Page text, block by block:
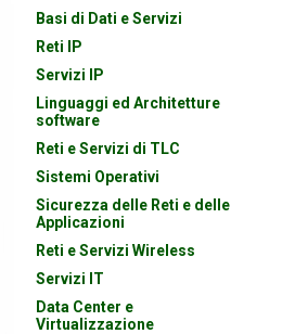
Basi di Dati e Servizi
Reti IP
Servizi IP
Linguaggi ed Architetture
software
Reti e Servizi di TLC
Sistemi Operativi
Sicurezza delle Reti e delle
Applicazioni
Reti e Servizi Wireless
Servizi IT
Data Center e
Virtualizzazione